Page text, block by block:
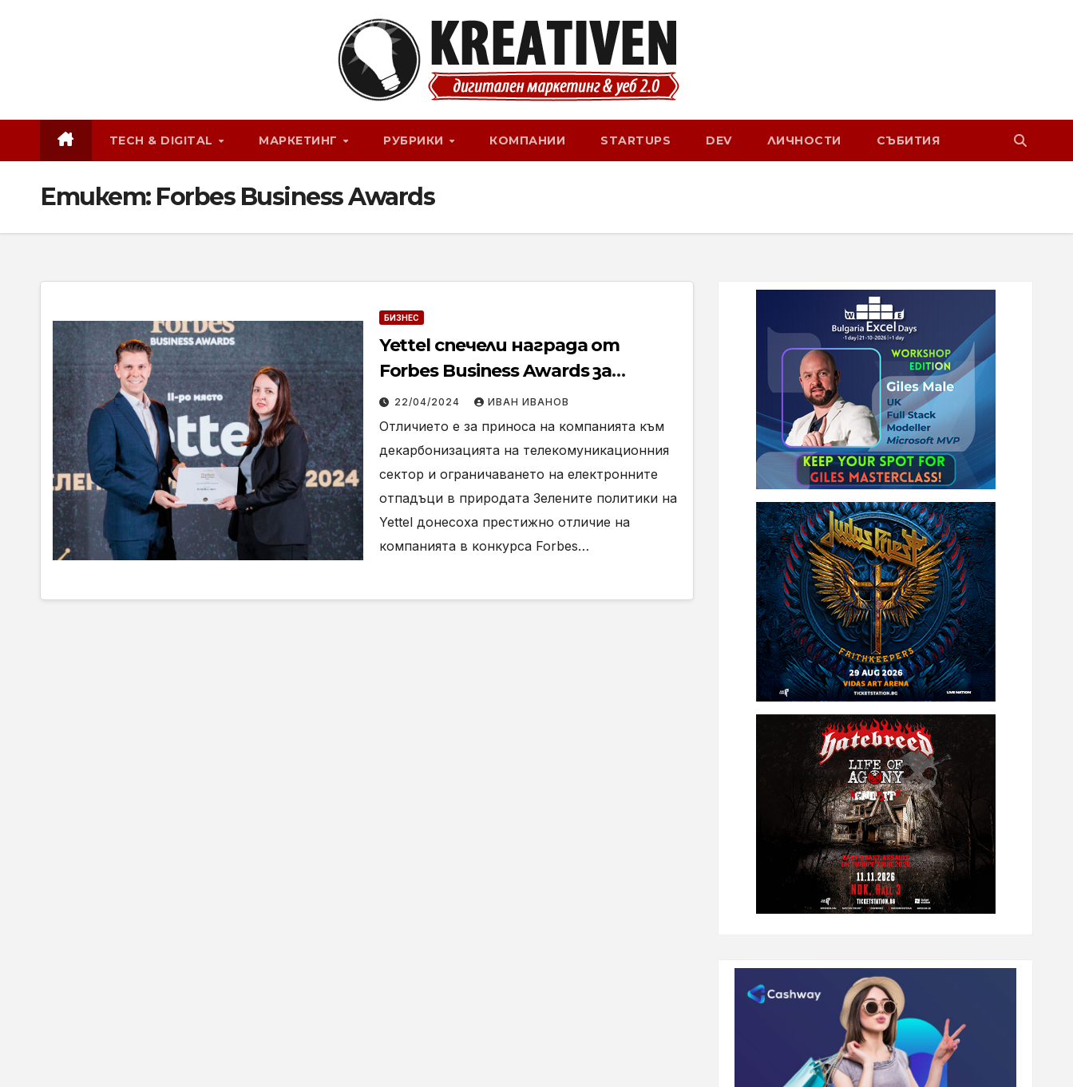
TECH & DIGITAL МАРКЕТИНГ РУБРИКИ КОМПАНИИ STARTUPS DEV ЛИЧНОСТИ СЪБИТИЯ
Етикет: Forbes Business Awards
БИЗНЕС
Yettel спечели награда от
Forbes Business Awards за
зелените си политики
22/04/2024 ИВАН ИВАНОВ
Отличието е за приноса на компанията към
декарбонизацията на телекомуникационния
сектор и ограничаването на електронните
отпадъци в природата Зелените политики на
Yettel донесоха престижно отличие на
компанията в конкурса Forbes…